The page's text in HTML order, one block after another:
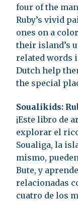
four of the
Ruby’s vivid
ones on a
their island’s
related words
Dutch help
the special
Soualikids:
¡Este libro de
explorar el
Soualiga, la
mismo,
Bute, y
relacionadas
cuatro de los